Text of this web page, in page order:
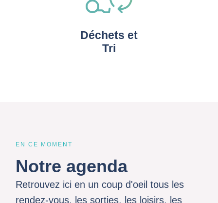
Déchets et
Tri
EN CE MOMENT
Notre agenda
Retrouvez ici en un coup d'oeil tous les
rendez-vous, les sorties, les loisirs, les